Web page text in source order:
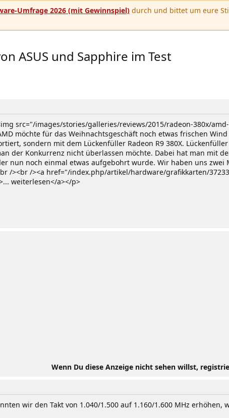
Umfrage 2026 (mit Gewinnspiel) durch und bittet um eure
ASUS und Sapphire im Test
src="/images/stories/galleries/reviews/2015/radeon-380x/
möchte für das Weihnachtsgeschäft noch etwas frischen
sondern mit dem Lückenfüller Radeon R9 380X.
der Konkurrenz nicht überlassen möchte. Dabei hat man mit
nun noch einmal etwas aufgebohrt wurde. Wir haben uns zwei
/><br /><a href="/index.php/artikel/hardware/grafikkarten/
weiterlesen</a></p>
Wenn Du diese Anzeige nicht sehen willst,
wir den Takt von 1.040/1.500 auf 1.160/1.600 MHz